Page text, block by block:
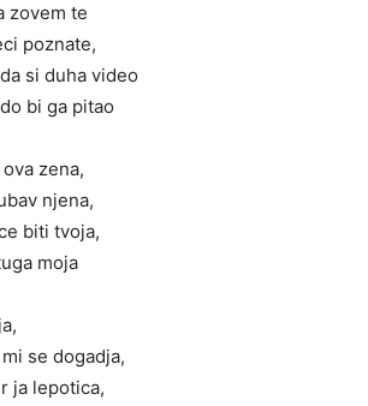
zovem te
poznate,
si duha video
bi ga pitao
zena,
njena,
biti tvoja,
moja
se dogadja,
ja lepotica,